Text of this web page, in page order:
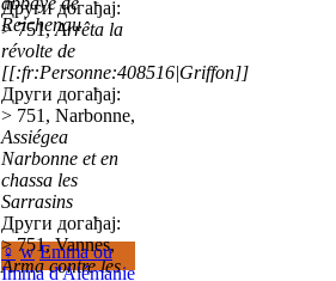
Други догађај:
> 751,Arrêta la
révolte de
[[:fr:Personne:408516|Griffon]]
Други догађај:
> 751, Narbonne,
Assiégea
Narbonne et en
chassa les
Sarrasins
Други догађај:
> 751, Vannes,
Arma contre les
Reichenau
♀ w Emma ou
Imma d'Alémanie